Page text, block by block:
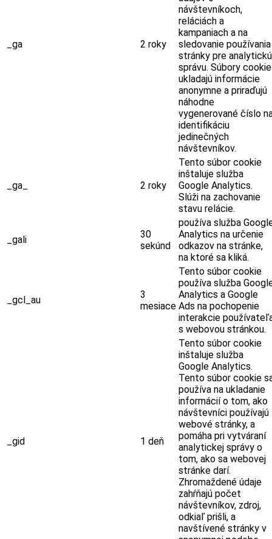
_ga 2 roky
návštevníkoch,
reláciách a
kampaniach a na
sledovanie používania
stránky pre analytickú
správu. Súbory cookie
ukladajú informácie
anonymne a priraďujú
náhodne
vygenerované číslo
identifikáciu
jedinečných
návštevníkov.
_ga_ 2 roky
Tento súbor cookie
inštaluje služba
Google Analytics.
Slúži na zachovanie
stavu relácie.
_gali
30
sekúnd
používa služba
Analytics na určenie
odkazov na stránke,
na ktoré sa kliká.
_gcl_au
3
mesiace
Tento súbor cookie
používa služba
Analytics a Google
Ads na pochopenie
interakcie
s webovou stránkou.
_gid 1 deň
Tento súbor cookie
inštaluje služba
Google Analytics.
Tento súbor cookie
používa na ukladanie
informácií o tom, ako
návštevníci používajú
webové stránky, a
pomáha pri vytváraní
analytickej správy o
tom, ako sa webovej
stránke darí.
Zhromaždené údaje
zahŕňajú počet
návštevníkov, zdroj,
odkiaľ prišli, a
navštívené stránky v